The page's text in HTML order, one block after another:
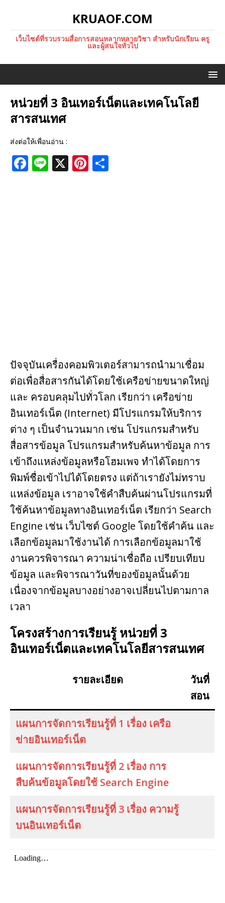
KRUAOF.COM
เว็บไซต์ที่รวบรวมสื่อการสอนหลากหลายวิชา สำหรับนักเรียน ครู
และผู้สนใจทั่วไป
หน่วยที่ 3 อินเทอร์เน็ตและเทคโนโลยี
สารสนเทศ
ส่งต่อให้เพื่อนอ่าน :
F Li X Pi
ปัจจุบันเครื่องคอมพิวเตอร์สามารถนำมาเชื่อม
ต่อเพื่อสื่อสารกันได้โดยใช้เครือข่ายขนาดใหญ่
และ ครอบคลุมไปทั่วโลก เรียกว่า เครือข่าย
อินเทอร์เน็ต (Internet) มีโปรแกรมให้บริการ
ต่าง ๆ เป็นจำนวนมาก เช่น โปรแกรมสำหรับ
สื่อสารข้อมูล โปรแกรมสำหรับค้นหาข้อมูล การ
เข้าถึงแหล่งข้อมูลหรือโฮมเพจ ทำได้โดยการ
พิมพ์ชื่อเข้าไปได้โดยตรง แต่ถ้าเรายังไม่ทราบ
แหล่งข้อมูล เราอาจใช้คำสืบค้นผ่านโปรแกรมที่
ใช้ค้นหาข้อมูลทางอินเทอร์เน็ต เรียกว่า Search
Engine เช่น เว็บไซต์ Google โดยใช้คำค้น และ
เลือกข้อมูลมาใช้งานได้ การเลือกข้อมูลมาใช้
งานควรพิจารณา ความน่าเชื่อถือ เปรียบเทียบ
ข้อมูล และพิจารณาวันที่ของข้อมูลนั้นด้วย
เนื่องจากข้อมูลบางอย่างอาจเปลี่ยนไปตามกาล
เวลา
โครงสร้างการเรียนรู้ หน่วยที่ 3
อินเทอร์เน็ตและเทคโนโลยีสารสนเทศ
รายละเอียด
วันที่
สอน
แผนการจัดการเรียนรู้ที่ 1 เรื่อง เครือ
ข่ายอินเทอร์เน็ต
แผนการจัดการเรียนรู้ที่ 2 เรื่อง การ
สืบค้นข้อมูลโดยใช้ Search Engine
แผนการจัดการเรียนรู้ที่ 3 เรื่อง ความรู้
บนอินเทอร์เน็ต